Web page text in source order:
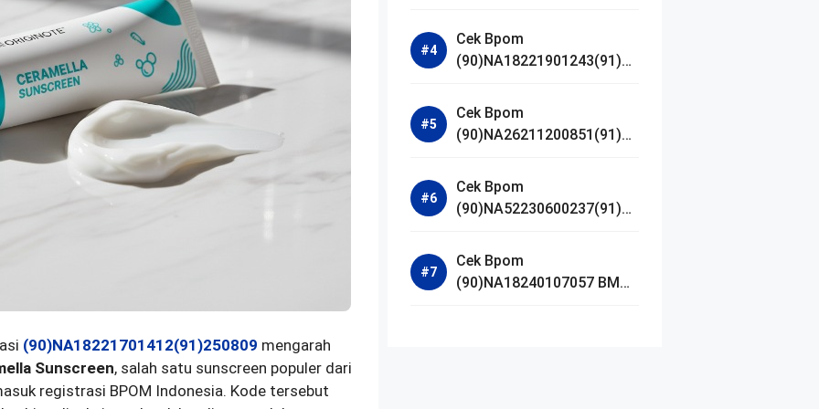
(90)NA18221701412(91)250809 mengarah
Sunscreen, salah satu sunscreen populer dari
registrasi BPOM Indonesia. Kode tersebut
Cek Bpom
(90)NA18221901243(91)25
Serum
Cek Bpom
(90)NA26211200851(91)24
Madagascar Centella
Ampoule Foam
Cek Bpom
(90)NA52230600237(91)09
De Parfum
Cek Bpom
(90)NA18240107057 BMG